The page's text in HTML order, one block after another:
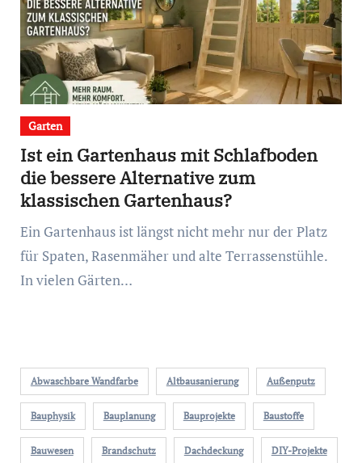
Garten
Ist ein Gartenhaus mit Schlafboden
die bessere Alternative zum
klassischen Gartenhaus?
Ein Gartenhaus ist längst nicht mehr nur der Platz
für Spaten, Rasenmäher und alte Terrassenstühle.
In vielen Gärten…
Abwaschbare Wandfarbe Altbausanierung Außenputz
Bauphysik Bauplanung Bauprojekte Baustoffe
Bauwesen Brandschutz Dachdeckung DIY-Projekte